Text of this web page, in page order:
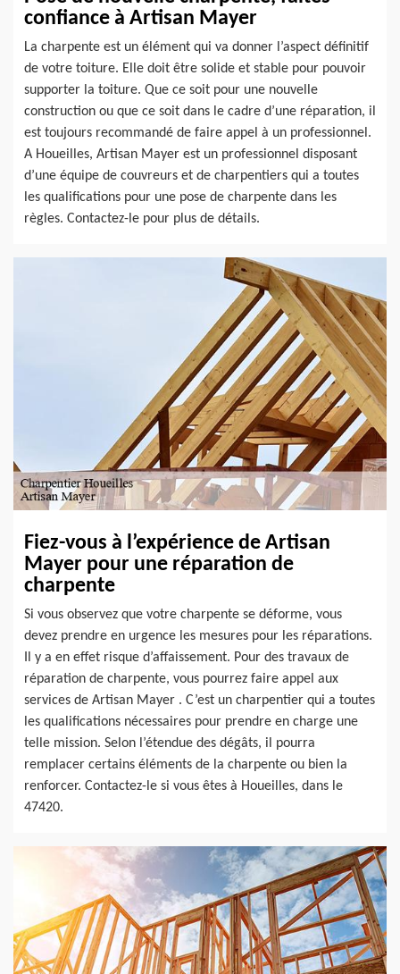
confiance à Artisan Mayer
La charpente est un élément qui va donner l’aspect définitif
de votre toiture. Elle doit être solide et stable pour pouvoir
supporter la toiture. Que ce soit pour une nouvelle
construction ou que ce soit dans le cadre d’une réparation, il
est toujours recommandé de faire appel à un professionnel.
A Houeilles, Artisan Mayer est un professionnel disposant
d’une équipe de couvreurs et de charpentiers qui a toutes
les qualifications pour une pose de charpente dans les
règles. Contactez-le pour plus de détails.
Fiez-vous à l’expérience de Artisan
Mayer pour une réparation de
charpente
Si vous observez que votre charpente se déforme, vous
devez prendre en urgence les mesures pour les réparations.
Il y a en effet risque d’affaissement. Pour des travaux de
réparation de charpente, vous pourrez faire appel aux
services de Artisan Mayer . C’est un charpentier qui a toutes
les qualifications nécessaires pour prendre en charge une
telle mission. Selon l’étendue des dégâts, il pourra
remplacer certains éléments de la charpente ou bien la
renforcer. Contactez-le si vous êtes à Houeilles, dans le
47420.